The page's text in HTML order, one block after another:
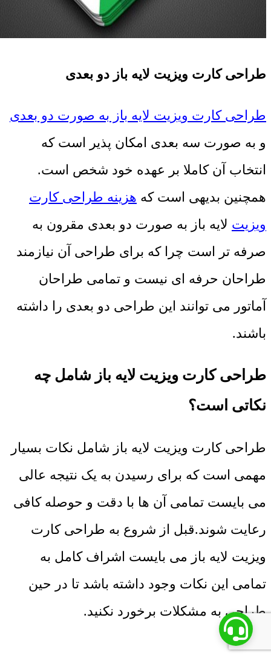
طراحی کارت ویزیت لایه باز دو بعدی
طراحی کارت ویزیت لایه باز به صورت دو بعدی
و به صورت سه بعدی امکان پذیر است که
انتخاب آن کاملا بر عهده خود شخص است.
همچنین بدیهی است که هزینه طراحی کارت
ویزیت لایه باز به صورت دو بعدی مقرون به
صرفه تر است چرا که برای طراحی آن نیازمند
طراحان حرفه ای نیست و تمامی طراحان
آماتور می توانند این طراحی دو بعدی را داشته
باشند.
طراحی کارت ویزیت لایه باز شامل چه
نکاتی است؟
طراحی کارت ویزیت لایه باز شامل نکات بسیار
مهمی است که برای رسیدن به یک نتیجه عالی
می بایست تمامی آن ها با دقت و حوصله کافی
رعایت شوند.قبل از شروع به طراحی کارت
ویزیت لایه باز می بایست اشراف کامل به
تمامی این نکات وجود داشته باشد تا در حین
طراحی به مشکلات برخورد نکنید.